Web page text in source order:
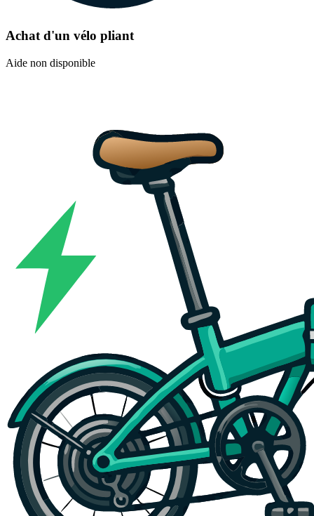
Achat d'un vélo pliant
Aide non disponible